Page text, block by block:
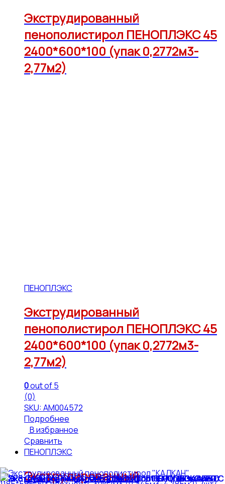
Экструдированный
пенополистирол ПЕНОПЛЭКС 45
2400*600*100 (упак 0,2772м3-
2,77м2)
ПЕНОПЛЭКС
Экструдированный
пенополистирол ПЕНОПЛЭКС 45
2400*600*100 (упак 0,2772м3-
2,77м2)
0out of 5
(0)
SKU: АМ004572
Подробнее
В избранное
Сравнить
ПЕНОПЛЭКС
Экструдированный